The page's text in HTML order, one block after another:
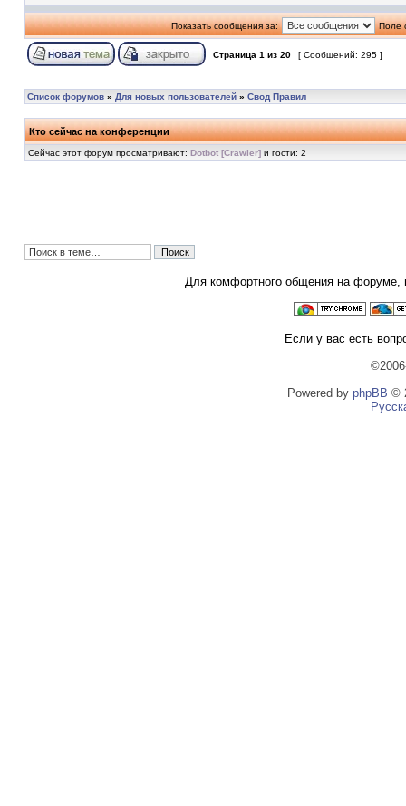
Показать сообщения за: Поле
Страница 1 из 20 [ Сообщений: 295 ]
Список форумов » Для новых пользователей » Свод Правил
Кто сейчас на конференции
Сейчас этот форум просматривают: Dotbot [Crawler] и гости: 2
Для комфортного общения на форуме,
Если у вас есть
Powered by phpBB ©